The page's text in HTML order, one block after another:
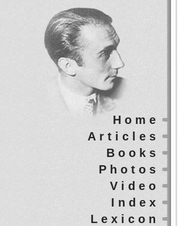
Home
Articles
Books
Photos
Video
Index
Lexicon